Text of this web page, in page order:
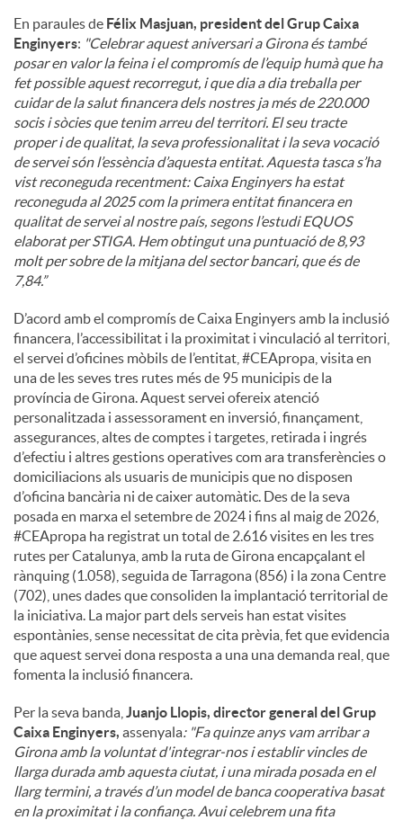
En paraules de Félix Masjuan, president del Grup Caixa
Enginyers: "Celebrar aquest aniversari a Girona és també
posar en valor la feina i el compromís de l’equip humà que ha
fet possible aquest recorregut, i que dia a dia treballa per
cuidar de la salut financera dels nostres ja més de 220.000
socis i sòcies que tenim arreu del territori. El seu tracte
proper i de qualitat, la seva professionalitat i la seva vocació
de servei són l’essència d’aquesta entitat. Aquesta tasca s’ha
vist reconeguda recentment: Caixa Enginyers ha estat
reconeguda al 2025 com la primera entitat financera en
qualitat de servei al nostre país, segons l’estudi EQUOS
elaborat per STIGA. Hem obtingut una puntuació de 8,93
molt per sobre de la mitjana del sector bancari, que és de
7,84.”
D’acord amb el compromís de Caixa Enginyers amb la inclusió
financera, l’accessibilitat i la proximitat i vinculació al territori,
el servei d’oficines mòbils de l’entitat, #CEApropa, visita en
una de les seves tres rutes més de 95 municipis de la
província de Girona. Aquest servei ofereix atenció
personalitzada i assessorament en inversió, finançament,
assegurances, altes de comptes i targetes, retirada i ingrés
d’efectiu i altres gestions operatives com ara transferències o
domiciliacions als usuaris de municipis que no disposen
d’oficina bancària ni de caixer automàtic. Des de la seva
posada en marxa el setembre de 2024 i fins al maig de 2026,
#CEApropa ha registrat un total de 2.616 visites en les tres
rutes per Catalunya, amb la ruta de Girona encapçalant el
rànquing (1.058), seguida de Tarragona (856) i la zona Centre
(702), unes dades que consoliden la implantació territorial de
la iniciativa. La major part dels serveis han estat visites
espontànies, sense necessitat de cita prèvia, fet que evidencia
que aquest servei dona resposta a una una demanda real, que
fomenta la inclusió financera.
Per la seva banda, Juanjo Llopis, director general del Grup
Caixa Enginyers, assenyala: "Fa quinze anys vam arribar a
Girona amb la voluntat d'integrar-nos i establir vincles de
llarga durada amb aquesta ciutat, i una mirada posada en el
llarg termini, a través d’un model de banca cooperativa basat
en la proximitat i la confiança. Avui celebrem una fita